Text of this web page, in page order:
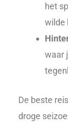
het
wilde
waar
De beste
droge